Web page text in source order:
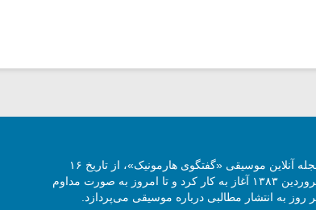
مجله آنلاین موسیقی «گفتگوی هارمونیک»، از تاریخ ۱۶
فروردین ۱۳۸۳ آغاز به کار کرد و تا امروز به صورت مداوم
روز به انتشار مطالبی درباره موسیقی می‌پردازد.